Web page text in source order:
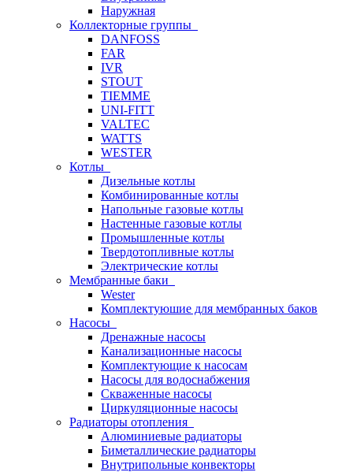
Наружная
Коллекторные группы
DANFOSS
FAR
IVR
STOUT
TIEMME
UNI-FITT
VALTEC
WATTS
WESTER
Котлы
Дизельные котлы
Комбинированные котлы
Напольные газовые котлы
Настенные газовые котлы
Промышленные котлы
Твердотопливные котлы
Электрические котлы
Мембранные баки
Wester
Комплектуюшие для мембранных баков
Насосы
Дренажные насосы
Канализационные насосы
Комплектующие к насосам
Насосы для водоснабжения
Скваженные насосы
Циркуляционные насосы
Радиаторы отопления
Алюминиевые радиаторы
Биметаллические радиаторы
Внутрипольные конвекторы